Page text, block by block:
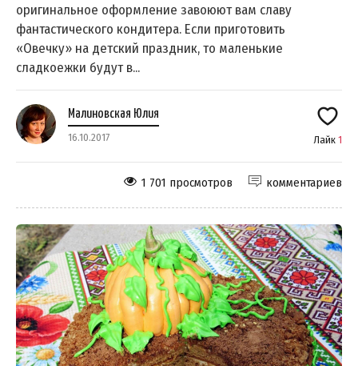
оригинальное оформление завоюют вам славу
фантастического кондитера. Если приготовить
«Овечку» на детский праздник, то маленькие
сладкоежки будут в...
Малиновская Юлия
16.10.2017 Лайк 1
комментариев
1 701 просмотров